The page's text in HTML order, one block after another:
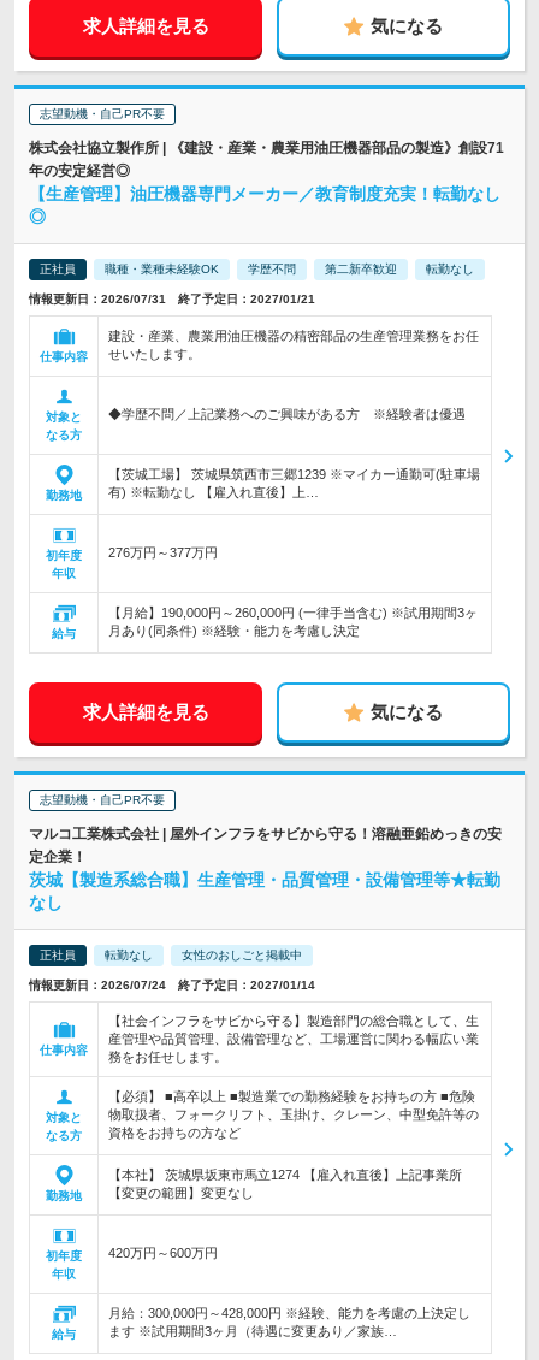
求人詳細を見る 気になる
志望動機・自己PR不要
株式会社協立製作所 | 《建設・産業・農業用油圧機器部品の製造》創設71
年の安定経営◎
【生産管理】油圧機器専門メーカー／教育制度充実！転勤なし
◎
正社員 職種・業種未経験OK 学歴不問 第二新卒歓迎 転勤なし
情報更新日：2026/07/31 終了予定日：2027/01/21
仕事内容
建設・産業、農業用油圧機器の精密部品の生産管理業務をお任
せいたします。
対象と
なる方
◆学歴不問／上記業務へのご興味がある方 ※経験者は優遇
勤務地
【茨城工場】 茨城県筑西市三郷1239 ※マイカー通勤可(駐車場
有) ※転勤なし 【雇入れ直後】上…
初年度
年収
276万円～377万円
給与
【月給】190,000円～260,000円 (一律手当含む) ※試用期間3ヶ
月あり(同条件) ※経験・能力を考慮し決定
求人詳細を見る 気になる
志望動機・自己PR不要
マルコ工業株式会社 | 屋外インフラをサビから守る！溶融亜鉛めっきの安
定企業！
茨城【製造系総合職】生産管理・品質管理・設備管理等★転勤
なし
正社員 転勤なし 女性のおしごと掲載中
情報更新日：2026/07/24 終了予定日：2027/01/14
仕事内容
【社会インフラをサビから守る】製造部門の総合職として、生
産管理や品質管理、設備管理など、工場運営に関わる幅広い業
務をお任せします。
対象と
なる方
【必須】 ■高卒以上 ■製造業での勤務経験をお持ちの方 ■危険
物取扱者、フォークリフト、玉掛け、クレーン、中型免許等の
資格をお持ちの方など
勤務地
【本社】 茨城県坂東市馬立1274 【雇入れ直後】上記事業所
【変更の範囲】変更なし
初年度
年収
420万円～600万円
給与
月給：300,000円～428,000円 ※経験、能力を考慮の上決定し
ます ※試用期間3ヶ月（待遇に変更あり／家族…